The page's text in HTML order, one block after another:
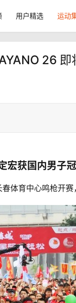
用户精选 运动
26 即
宏获国内男子
体育中心鸣枪开赛